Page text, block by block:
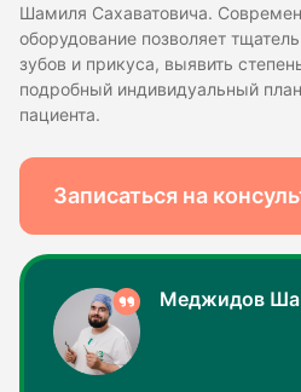
Шамиля Сахаватовича.
оборудование позволяет
зубов и прикуса, выявить
подробный индивидуальный
пациента.
Записаться на
Меджидов